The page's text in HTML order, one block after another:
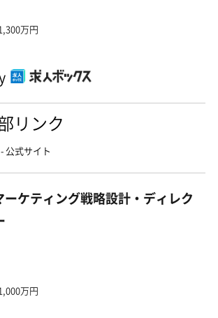
万円
リンク
- 公式サイト
ーケティング戦略設計・ディレク
万円